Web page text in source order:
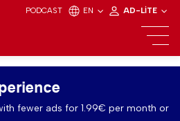
PODCAST EN AD-LITE
fewer ads for 1.99€ per month or